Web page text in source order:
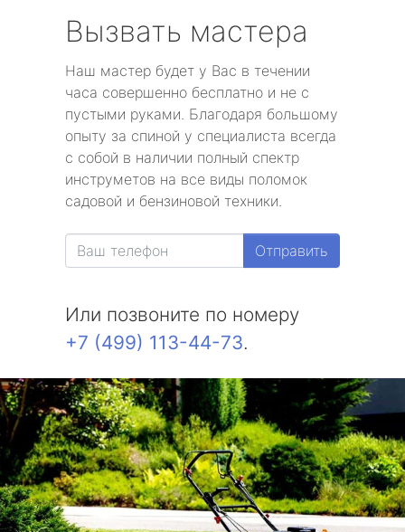
Вызвать мастера
Наш мастер будет у Вас в течении
часа совершенно бесплатно и не с
пустыми руками. Благодаря большому
опыту за спиной у специалиста всегда
с собой в наличии полный спектр
инструметов на все виды поломок
садовой и бензиновой техники.
Отправить
Или позвоните по номеру
+7 (499) 113-44-73.